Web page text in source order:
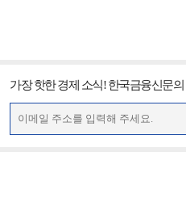
가장 핫한 경제 소식! 한국금융신문의